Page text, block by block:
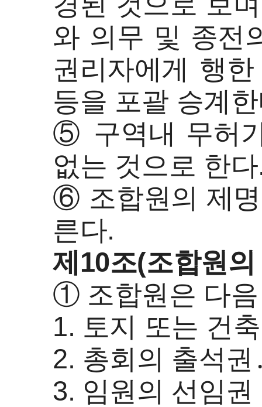
와 의무 및 종전
권리자에게 행
등을 포괄 승계
⑤ 구역내 무허
없는 것으로 한
⑥ 조합원의 제
른다.
제10조(조합원
① 조합원은 다음
1. 토지 또는 건
2. 총회의 출석
3. 임원의 선임